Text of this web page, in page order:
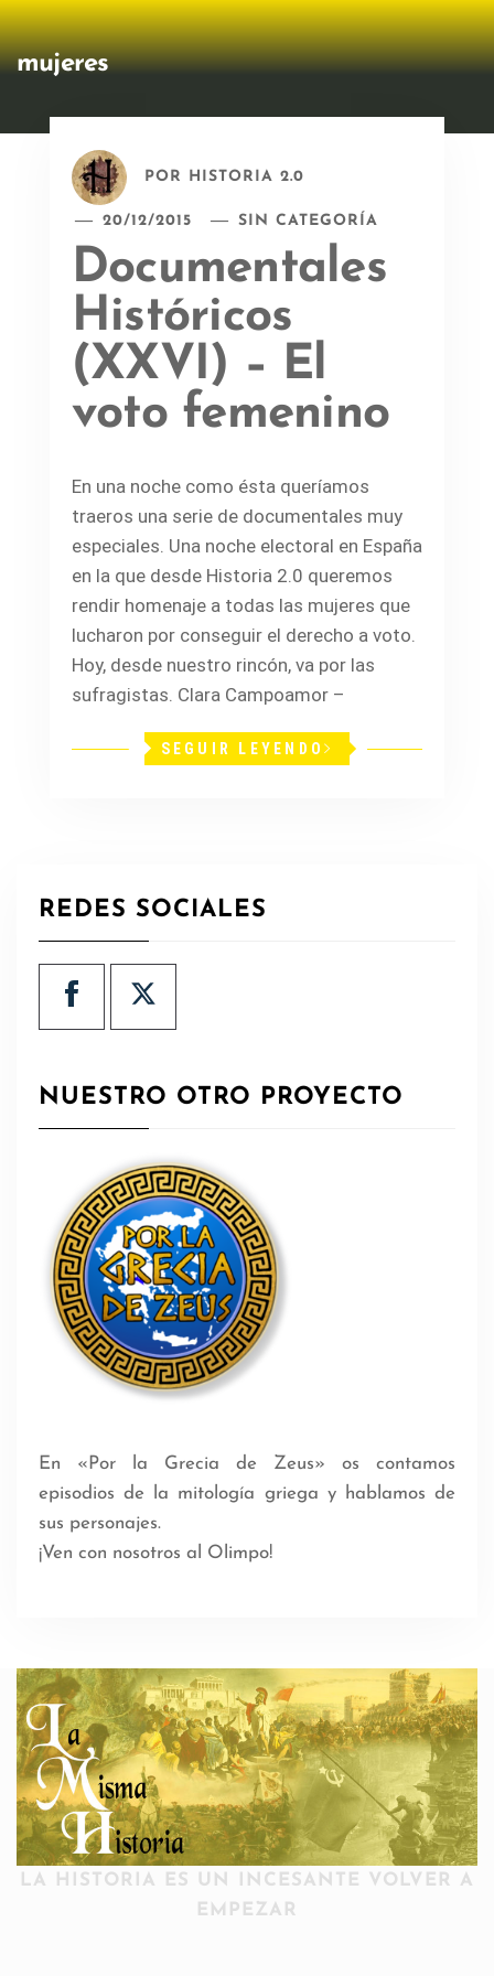
mujeres
POR HISTORIA 2.0
20/12/2015 SIN CATEGORÍA
Documentales
Históricos
(XXVI) – El
voto femenino
En una noche como ésta queríamos
traeros una serie de documentales muy
especiales. Una noche electoral en España
en la que desde Historia 2.0 queremos
rendir homenaje a todas las mujeres que
lucharon por conseguir el derecho a voto.
Hoy, desde nuestro rincón, va por las
sufragistas. Clara Campoamor –
SEGUIR LEYENDO
REDES SOCIALES
NUESTRO OTRO PROYECTO
En «Por la Grecia de Zeus» os contamos
episodios de la mitología griega y hablamos de
sus personajes.
¡Ven con nosotros al Olimpo!
LA HISTORIA ES UN INCESANTE VOLVER A
EMPEZAR